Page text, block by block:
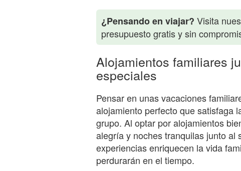
¿Pensando en viajar? Visita
presupuesto gratis y sin
Alojamientos familiares
especiales
Pensar en unas vacaciones
alojamiento perfecto que satisfaga
grupo. Al optar por alojamientos
alegría y noches tranquilas junto al
experiencias enriquecen la vida
perdurarán en el tiempo.